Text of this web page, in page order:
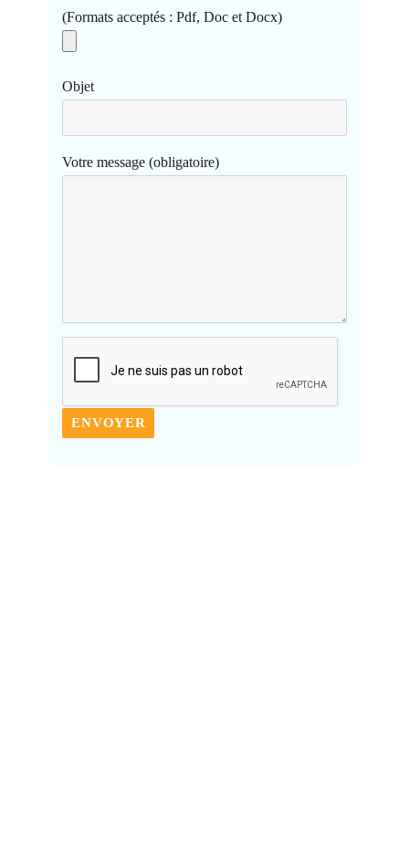
(Formats acceptés : Pdf, Doc et Docx)
Objet
Votre message (obligatoire)